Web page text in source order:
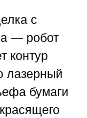
с
— робот
контур
лазерный
бумаги